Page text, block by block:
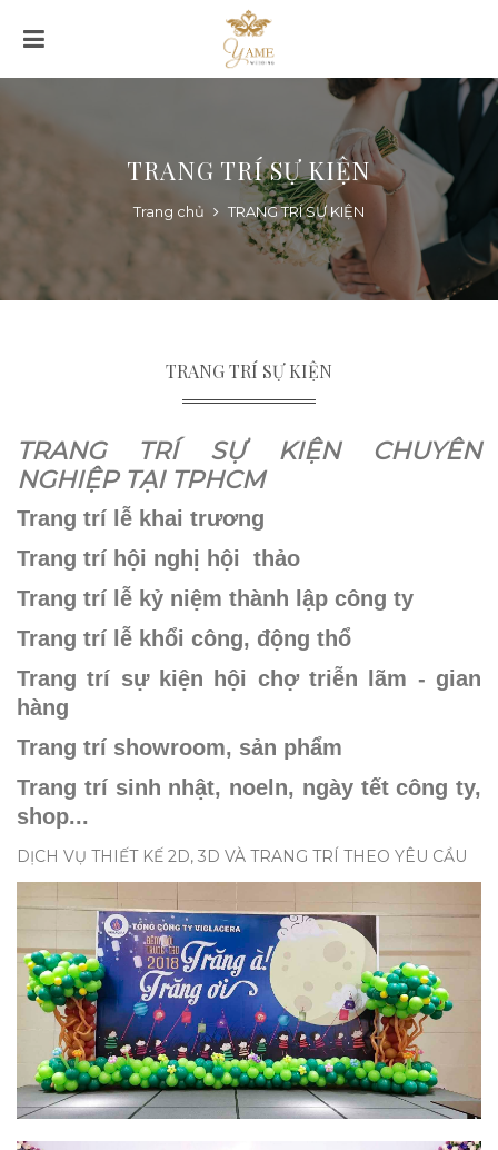
TRANG TRÍ SỰ KIỆN
Trang chủ TRANG TRÍ SỰ KIỆN
TRANG TRÍ SỰ KIỆN
TRANG TRÍ SỰ KIỆN CHUYÊN
NGHIỆP TẠI TPHCM
Trang trí lễ khai trương
Trang trí hội nghị hội thảo
Trang trí lễ kỷ niệm thành lập công ty
Trang trí lễ khổi công, động thổ
Trang trí sự kiện hội chợ triễn lãm - gian
hàng
Trang trí showroom, sản phẩm
Trang trí sinh nhật, noeln, ngày tết công ty,
shop...
DỊCH VỤ THIẾT KẾ 2D, 3D VÀ TRANG TRÍ THEO YÊU CẦU